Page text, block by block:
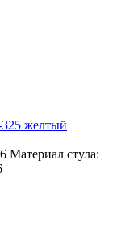
желтый
Материал стула: